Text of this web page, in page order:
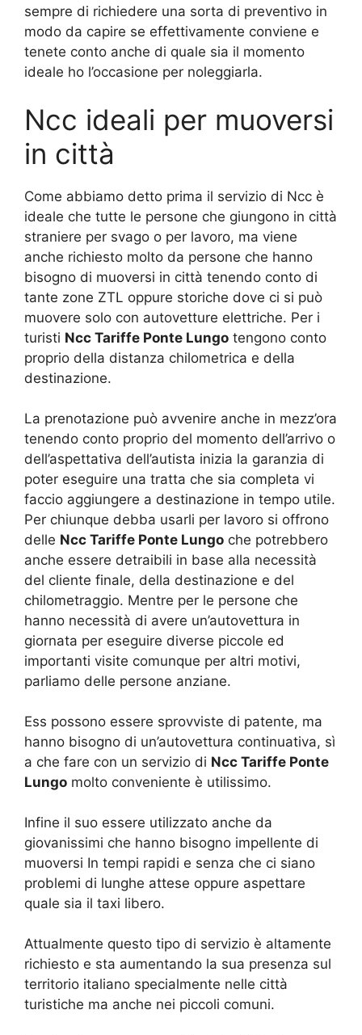
sempre di richiedere una sorta di preventivo in
modo da capire se effettivamente conviene e
tenete conto anche di quale sia il momento
ideale ho l’occasione per noleggiarla.
Ncc ideali per muoversi
in città
Come abbiamo detto prima il servizio di Ncc è
ideale che tutte le persone che giungono in città
straniere per svago o per lavoro, ma viene
anche richiesto molto da persone che hanno
bisogno di muoversi in città tenendo conto di
tante zone ZTL oppure storiche dove ci si può
muovere solo con autovetture elettriche. Per i
turisti Ncc Tariffe Ponte Lungo tengono conto
proprio della distanza chilometrica e della
destinazione.
La prenotazione può avvenire anche in mezz’ora
tenendo conto proprio del momento dell’arrivo o
dell’aspettativa dell’autista inizia la garanzia di
poter eseguire una tratta che sia completa vi
faccio aggiungere a destinazione in tempo utile.
Per chiunque debba usarli per lavoro si offrono
delle Ncc Tariffe Ponte Lungo che potrebbero
anche essere detraibili in base alla necessità
del cliente finale, della destinazione e del
chilometraggio. Mentre per le persone che
hanno necessità di avere un’autovettura in
giornata per eseguire diverse piccole ed
importanti visite comunque per altri motivi,
parliamo delle persone anziane.
Ess possono essere sprovviste di patente, ma
hanno bisogno di un’autovettura continuativa, sì
a che fare con un servizio di Ncc Tariffe Ponte
Lungo molto conveniente è utilissimo.
Infine il suo essere utilizzato anche da
giovanissimi che hanno bisogno impellente di
muoversi In tempi rapidi e senza che ci siano
problemi di lunghe attese oppure aspettare
quale sia il taxi libero.
Attualmente questo tipo di servizio è altamente
richiesto e sta aumentando la sua presenza sul
territorio italiano specialmente nelle città
turistiche ma anche nei piccoli comuni.